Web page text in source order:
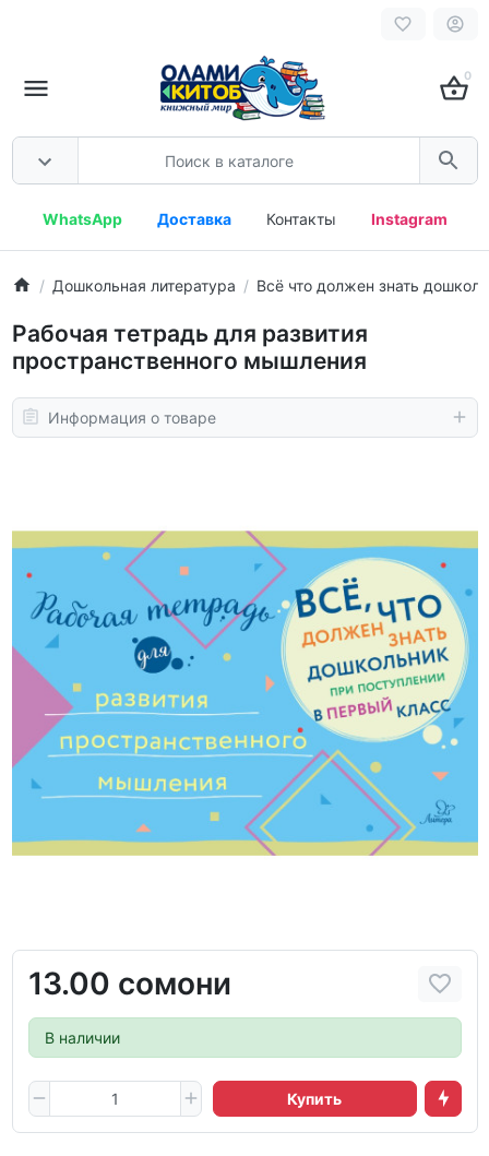
0
WhatsApp Доставка Контакты Instagram
Дошкольная литература Всё что должен знать
Рабочая тетрадь для развития
пространственного мышления
Информация о товаре
13.00 сомони
В наличии
Купить